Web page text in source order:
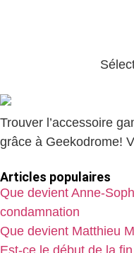
Trouver l’accessoire
grâce à Geekodrome!
Articles populaires
Que devient Anne-
condamnation
Que devient Matthieu